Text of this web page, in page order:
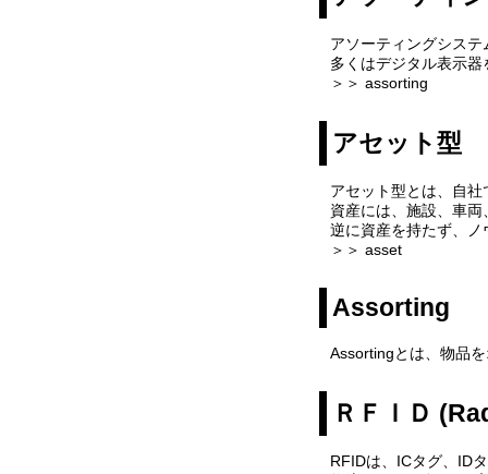
アソーティングシス
多くはデジタル表示
＞＞ assorting
アセット型
アセット型とは、自
資産には、施設、車
逆に資産を持たず、
＞＞ asset
Assorting
Assortingとは、物品
ＲＦＩＤ
RFIDは、ICタグ、ID